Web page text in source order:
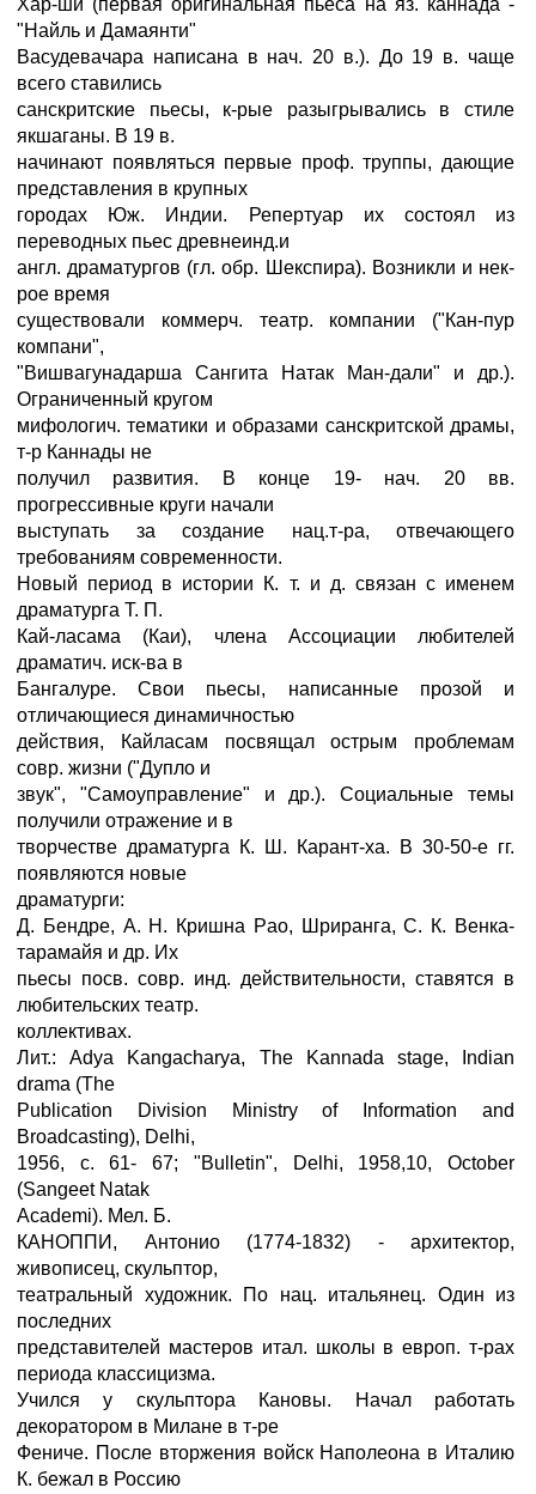
Хар-ши (первая оригинальная пьеса на яз. каннада -
"Найль и Дамаянти"
Васудевачара написана в нач. 20 в.). До 19 в. чаще
всего ставились
санскритские пьесы, к-рые разыгрывались в стиле
якшаганы. В 19 в.
начинают появляться первые проф. труппы, дающие
представления в крупных
городах Юж. Индии. Репертуар их состоял из
переводных пьес древнеинд.и
англ. драматургов (гл. обр. Шекспира). Возникли и нек-
рое время
существовали коммерч. театр. компании ("Кан-пур
компани",
"Вишвагунадарша Сангита Натак Ман-дали" и др.).
Ограниченный кругом
мифологич. тематики и образами санскритской драмы,
т-р Каннады не
получил развития. В конце 19- нач. 20 вв.
прогрессивные круги начали
выступать за создание нац.т-ра, отвечающего
требованиям современности.
Новый период в истории К. т. и д. связан с именем
драматурга Т. П.
Кай-ласама (Каи), члена Ассоциации любителей
драматич. иск-ва в
Бангалуре. Свои пьесы, написанные прозой и
отличающиеся динамичностью
действия, Кайласам посвящал острым проблемам
совр. жизни ("Дупло и
звук", "Самоуправление" и др.). Социальные темы
получили отражение и в
творчестве драматурга К. Ш. Карант-ха. В 30-50-е гг.
появляются новые
драматурги:
Д. Бендре, А. Н. Кришна Pao, Шриранга, С. К. Венка-
тарамайя и др. Их
пьесы посв. совр. инд. действительности, ставятся в
любительских театр.
коллективах.
Лит.: Adya Kangacharya, The Kannada stage, Indian
drama (The
Publication Division Ministry of Information and
Broadcasting), Delhi,
1956, с. 61- 67; "Bulletin", Delhi, 1958,10, October
(Sangeet Natak
Academi). Мел. Б.
КАНОППИ, Антонио (1774-1832) - архитектор,
живописец, скульптор,
театральный художник. По нац. итальянец. Один из
последних
представителей мастеров итал. школы в европ. т-рах
периода классицизма.
Учился у скульптора Кановы. Начал работать
декоратором в Милане в т-ре
Фениче. После вторжения войск Наполеона в Италию
К. бежал в Россию